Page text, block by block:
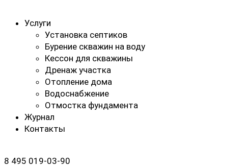
Услуги
Установка септиков
Бурение скважин на воду
Кессон для скважины
Дренаж участка
Отопление дома
Водоснабжение
Отмостка фундамента
Журнал
Контакты
8 495 019-03-90